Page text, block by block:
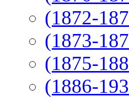
(1872-
(1873-
(1875-
(1886-